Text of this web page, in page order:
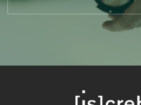
curs virtual per preparar la
universitat per majors de 45 anys